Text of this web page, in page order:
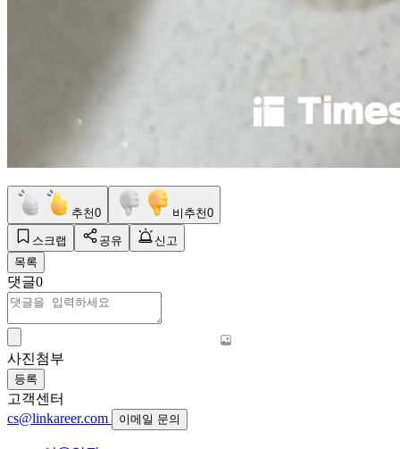
추천0 비추천0
스크랩 공유
신고
목록
댓글0
사진첨부
등록
고객센터
cs@linkareer.com
이메일 문의